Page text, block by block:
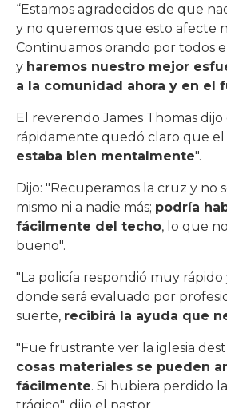
“Estamos agradecidos de que
y no queremos que esto afecte
Continuamos orando por todos
y haremos nuestro mejor
a la comunidad ahora y en el
El reverendo James Thomas
rápidamente quedó claro que
estaba bien mentalmente".
Dijo: "Recuperamos la cruz y no
mismo ni a nadie más; podría
fácilmente del techo, lo que
bueno".
"La policía respondió muy rápido
donde será evaluado por
suerte, recibirá la ayuda que
"Fue frustrante ver la iglesia
cosas materiales se pueden
fácilmente. Si hubiera perdido
trágico", dijo el pastor.